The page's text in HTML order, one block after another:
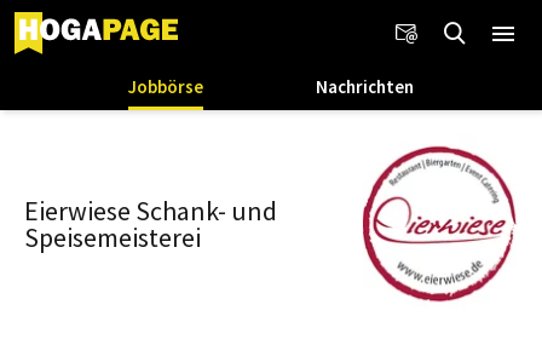
Jobbörse Nachrichten
Eierwiese Schank- und
Speisemeisterei